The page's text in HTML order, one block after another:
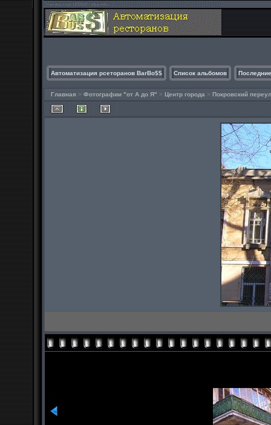
Автоматизация рсеторанов BarBo$$ Список альбомов
Главная > Фотографии "от А до Я" > Центр города > Покровский